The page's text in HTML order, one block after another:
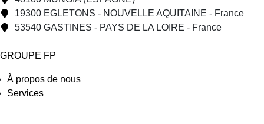
19300 EGLETONS - NOUVELLE AQUITAINE - France
53540 GASTINES - PAYS DE LA LOIRE - France
GROUPE FP
À propos de nous
Services